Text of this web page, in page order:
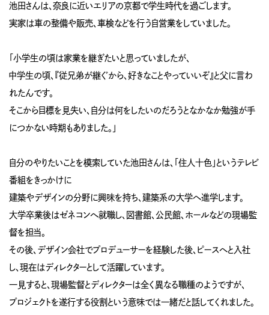
池田さんは、奈良に近いエリアの京都で学生時代を過ごします。
実家は車の整備や販売、車検などを行う自営業をしていました。
「小学生の頃は家業を継ぎたいと思っていましたが、
中学生の頃、『従兄弟が継ぐから、好きなことやっていいぞ』と父に言わ
れたんです。
そこから目標を見失い、自分は何をしたいのだろうとなかなか勉強が手
につかない時期もありました。」
自分のやりたいことを模索していた池田さんは、「住人十色」というテレビ
番組をきっかけに
建築やデザインの分野に興味を持ち、建築系の大学へ進学します。
大学卒業後はゼネコンへ就職し、図書館、公民館、ホールなどの現場監
督を担当。
その後、デザイン会社でプロデューサーを経験した後、ピースへと入社
し、現在はディレクターとして活躍しています。
一見すると、現場監督とディレクターは全く異なる職種のようですが、
プロジェクトを遂行する役割という意味では一緒だと話してくれました。